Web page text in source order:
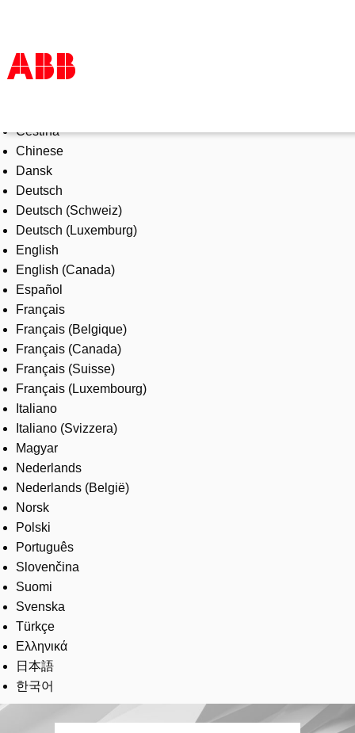
Products & Solutions
Industries
Services
About us
Where to buy
Contact us
Careers
Čeština
Chinese
Dansk
Deutsch
Deutsch (Schweiz)
Deutsch (Luxemburg)
English
English (Canada)
Español
Français
Français (Belgique)
Français (Canada)
Français (Suisse)
Français (Luxembourg)
Italiano
Italiano (Svizzera)
Magyar
Nederlands
Nederlands (België)
Norsk
Polski
Português
Slovenčina
Suomi
Svenska
Türkçe
Ελληνικά
日本語
한국어